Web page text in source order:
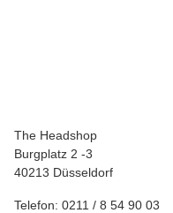
The Headshop
Burgplatz 2 -3
40213 Düsseldorf
Telefon: 0211 / 8 54 90 03